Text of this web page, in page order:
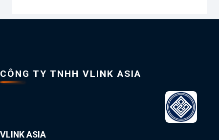
CÔNG TY TNHH VLINK ASIA
VLINK ASIA